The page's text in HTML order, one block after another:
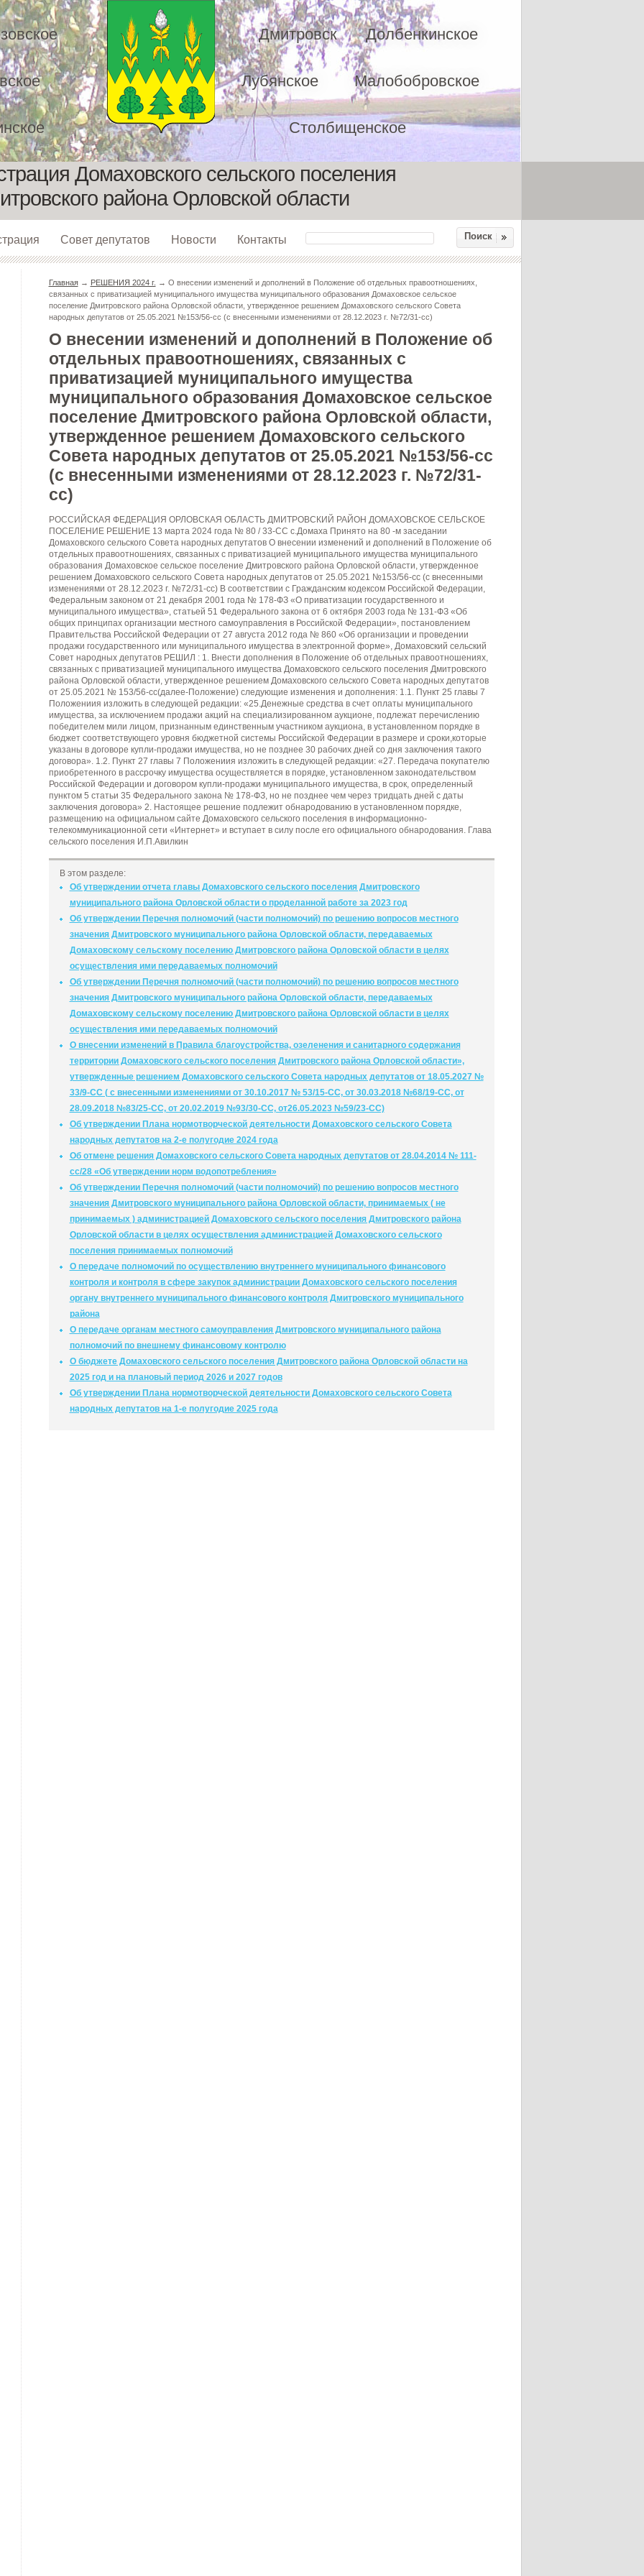
Дмитровск Долбенкинское
Лубянское Малобобровское
Столбищенское
Совет депутатов Новости Контакты
Домаховского сельского поселения
района Орловской области
Поиск
Главная→ РЕШЕНИЯ 2024 г. → О внесении изменений и дополнений в Положение об отдельных правоотношениях,
связанных с приватизацией муниципального имущества муниципального образования Домаховское сельское
поселение Дмитровского района Орловской области, утвержденное решением Домаховского сельского Совета
народных депутатов от 25.05.2021 №153/56-сс (с внесенными изменениями от 28.12.2023 г. №72/31-сс)
О внесении изменений и дополнений в Положение об
отдельных правоотношениях, связанных с
приватизацией муниципального имущества
муниципального образования Домаховское сельское
поселение Дмитровского района Орловской области,
утвержденное решением Домаховского сельского
Совета народных депутатов от 25.05.2021 №153/56-сс
(с внесенными изменениями от 28.12.2023 г. №72/31-
сс)
РОССИЙСКАЯ ФЕДЕРАЦИЯ ОРЛОВСКАЯ ОБЛАСТЬ ДМИТРОВСКИЙ РАЙОН ДОМАХОВСКОЕ СЕЛЬСКОЕ
ПОСЕЛЕНИЕ РЕШЕНИЕ 13 марта 2024 года № 80 / 33-СС с.Домаха Принято на 80 -м заседании
Домаховского сельского Совета народных депутатов О внесении изменений и дополнений в Положение об
отдельных правоотношениях, связанных с приватизацией муниципального имущества муниципального
образования Домаховское сельское поселение Дмитровского района Орловской области, утвержденное
решением Домаховского сельского Совета народных депутатов от 25.05.2021 №153/56-сс (с внесенными
изменениями от 28.12.2023 г. №72/31-сс) В соответствии с Гражданским кодексом Российской Федерации,
Федеральным законом от 21 декабря 2001 года № 178-ФЗ «О приватизации государственного и
муниципального имущества», статьей 51 Федерального закона от 6 октября 2003 года № 131-ФЗ «Об
общих принципах организации местного самоуправления в Российской Федерации», постановлением
Правительства Российской Федерации от 27 августа 2012 года № 860 «Об организации и проведении
продажи государственного или муниципального имущества в электронной форме», Домаховский сельский
Совет народных депутатов РЕШИЛ : 1. Внести дополнения в Положение об отдельных правоотношениях,
связанных с приватизацией муниципального имущества Домаховского сельского поселения Дмитровского
района Орловской области, утвержденное решением Домаховского сельского Совета народных депутатов
от 25.05.2021 № 153/56-сс(далее-Положение) следующие изменения и дополнения: 1.1. Пункт 25 главы 7
Положениия изложить в следующей редакции: «25.Денежные средства в счет оплаты муниципального
имущества, за исключением продажи акций на специализированном аукционе, подлежат перечислению
победителем мили лицом, признанным единственным участником аукциона, в установленном порядке в
бюджет соответствующего уровня бюджетной системы Российской Федерации в размере и сроки,которые
указаны в договоре купли-продажи имущества, но не позднее 30 рабочих дней со дня заключения такого
договора». 1.2. Пункт 27 главы 7 Положениия изложить в следующей редакции: «27. Передача покупателю
приобретенного в рассрочку имущества осуществляется в порядке, установленном законодательством
Российской Федерации и договором купли-продажи муниципального имущества, в срок, определенный
пунктом 5 статьи 35 Федерального закона № 178-ФЗ, но не позднее чем через тридцать дней с даты
заключения договора» 2. Настоящее решение подлежит обнародованию в установленном порядке,
размещению на официальном сайте Домаховского сельского поселения в информационно-
телекоммуникационной сети «Интернет» и вступает в силу после его официального обнародования. Глава
сельского поселения И.П.Авилкин
В этом разделе:
Об утверждении отчета главы Домаховского сельского поселения Дмитровского
муниципального района Орловской области о проделанной работе за 2023 год
Об утверждении Перечня полномочий (части полномочий) по решению вопросов местного
значения Дмитровского муниципального района Орловской области, передаваемых
Домаховскому сельскому поселению Дмитровского района Орловской области в целях
осуществления ими передаваемых полномочий
Об утверждении Перечня полномочий (части полномочий) по решению вопросов местного
значения Дмитровского муниципального района Орловской области, передаваемых
Домаховскому сельскому поселению Дмитровского района Орловской области в целях
осуществления ими передаваемых полномочий
О внесении изменений в Правила благоустройства, озеленения и санитарного содержания
территории Домаховского сельского поселения Дмитровского района Орловской области»,
утвержденные решением Домаховского сельского Совета народных депутатов от 18.05.2027 №
33/9-СС ( с внесенными изменениями от 30.10.2017 № 53/15-СС, от 30.03.2018 №68/19-СС, от
28.09.2018 №83/25-СС, от 20.02.2019 №93/30-СС, от26.05.2023 №59/23-СС)
Об утверждении Плана нормотворческой деятельности Домаховского сельского Совета
народных депутатов на 2-е полугодие 2024 года
Об отмене решения Домаховского сельского Совета народных депутатов от 28.04.2014 № 111-
сс/28 «Об утверждении норм водопотребления»
Об утверждении Перечня полномочий (части полномочий) по решению вопросов местного
значения Дмитровского муниципального района Орловской области, принимаемых ( не
принимаемых ) администрацией Домаховского сельского поселения Дмитровского района
Орловской области в целях осуществления администрацией Домаховского сельского
поселения принимаемых полномочий
О передаче полномочий по осуществлению внутреннего муниципального финансового
контроля и контроля в сфере закупок администрации Домаховского сельского поселения
органу внутреннего муниципального финансового контроля Дмитровского муниципального
района
О передаче органам местного самоуправления Дмитровского муниципального района
полномочий по внешнему финансовому контролю
О бюджете Домаховского сельского поселения Дмитровского района Орловской области на
2025 год и на плановый период 2026 и 2027 годов
Об утверждении Плана нормотворческой деятельности Домаховского сельского Совета
народных депутатов на 1-е полугодие 2025 года